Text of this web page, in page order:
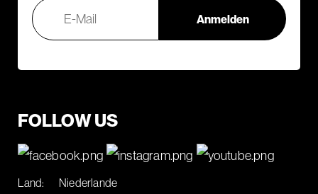
FOLLOW US
Land: Niederlande